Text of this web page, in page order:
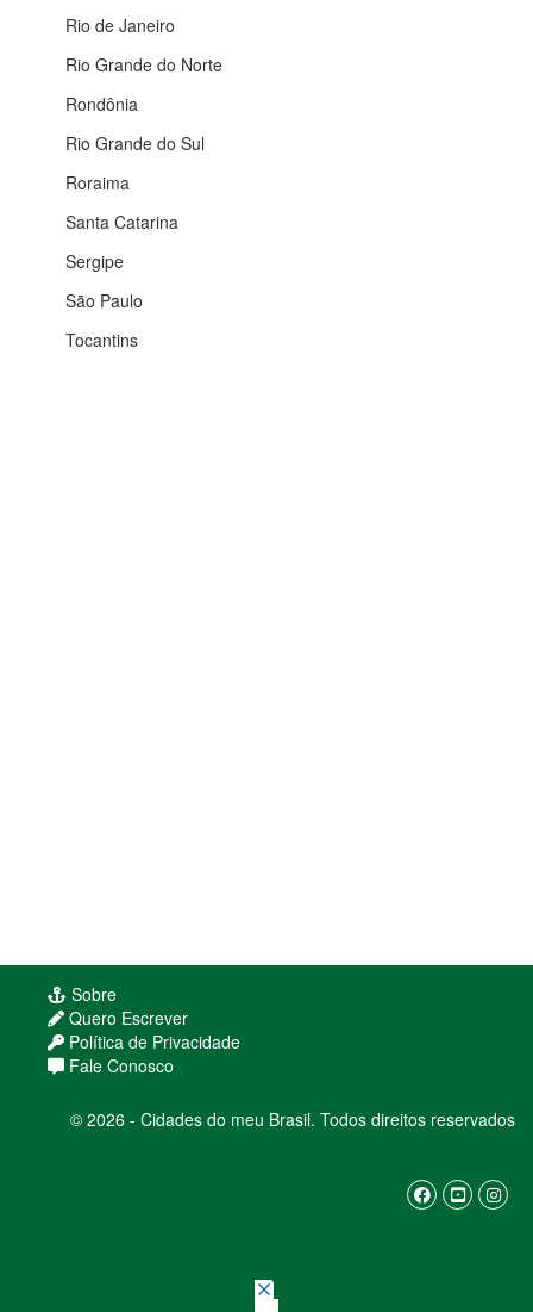
Rio de Janeiro
Rio Grande do Norte
Rondônia
Rio Grande do Sul
Roraima
Santa Catarina
Sergipe
São Paulo
Tocantins
Sobre
Quero Escrever
Política de Privacidade
Fale Conosco
© 2026 - Cidades do meu Brasil. Todos direitos reservados